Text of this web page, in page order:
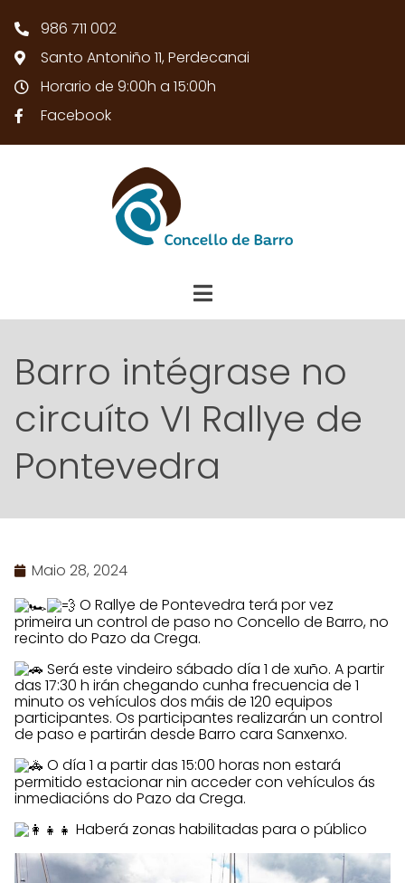
986 711 002
Santo Antoniño 11, Perdecanai
Horario de 9:00h a 15:00h
Facebook
Barro intégrase no
circuíto VI Rallye de
Pontevedra
Maio 28, 2024
O Rallye de Pontevedra terá por vez
primeira un control de paso no Concello de Barro, no
recinto do Pazo da Crega.
Será este vindeiro sábado día 1 de xuño. A partir
das 17:30 h irán chegando cunha frecuencia de 1
minuto os vehículos dos máis de 120 equipos
participantes. Os participantes realizarán un control
de paso e partirán desde Barro cara Sanxenxo.
O día 1 a partir das 15:00 horas non estará
permitido estacionar nin acceder con vehículos ás
inmediacións do Pazo da Crega.
Haberá zonas habilitadas para o público